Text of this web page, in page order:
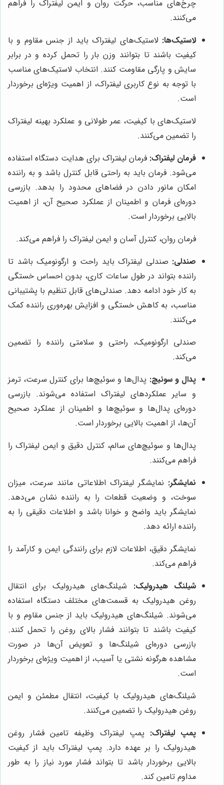
چرخ‌های مناسب، حرکت روان و ایمن لیفتراک را فراهم
می‌کنند.
لاستیک‌ها: لاستیک‌های لیفتراک باید از جنس مقاوم و با
کیفیت باشند تا بتوانند وزن بار را تحمل کرده و در برابر
سایش و پارگی مقاومت کنند. انتخاب لاستیک‌های مناسب
با توجه به نوع کاربری لیفتراک، از اهمیت ویژه‌ای برخوردار
است.
لاستیک‌های با کیفیت، عمر طولانی و عملکرد بهینه لیفتراک
را تضمین می‌کنند.
فرمان لیفتراک: فرمان لیفتراک برای هدایت دستگاه استفاده
می‌شود. فرمان باید به راحتی قابل کنترل باشد و به راننده
امکان مانور دادن در فضاهای محدود را بدهد. بازرسی
دوره‌ای فرمان و اطمینان از عملکرد صحیح آن، از اهمیت
بالایی برخوردار است.
فرمان روان، کنترل آسان و ایمن لیفتراک را فراهم می‌کند.
صندلی: صندلی لیفتراک باید راحت و ارگونومیک باشد تا
راننده بتواند در طول ساعات کاری، بدون احساس خستگی
به کار خود ادامه دهد. صندلی‌های قابل تنظیم با پشتیبانی
مناسب، به کاهش خستگی و افزایش بهره‌وری راننده کمک
می‌کنند.
صندلی ارگونومیک، راحتی و سلامتی راننده را تضمین
می‌کند.
پدال و سوئیچ: پدال‌ها و سوئیچ‌ها برای کنترل سرعت، ترمز
و سایر عملکردهای لیفتراک استفاده می‌شوند. بازرسی
دوره‌ای پدال‌ها و سوئیچ‌ها و اطمینان از عملکرد صحیح
آن‌ها، از اهمیت بالایی برخوردار است.
پدال‌ها و سوئیچ‌های سالم، کنترل دقیق و ایمن لیفتراک را
فراهم می‌کنند.
نمایشگر: نمایشگر لیفتراک اطلاعاتی مانند سرعت، میزان
سوخت، و وضعیت قطعات را به راننده نشان می‌دهد.
نمایشگر باید واضح و خوانا باشد و اطلاعات دقیقی را به
راننده ارائه دهد.
نمایشگر دقیق، اطلاعات لازم برای رانندگی ایمن و کارآمد را
فراهم می‌کند.
شیلنگ هیدرولیک: شیلنگ‌های هیدرولیک برای انتقال
روغن هیدرولیک به قسمت‌های مختلف دستگاه استفاده
می‌شوند. شیلنگ‌های هیدرولیک باید از جنس مقاوم و با
کیفیت باشند تا بتوانند فشار بالای روغن را تحمل کنند.
بازرسی دوره‌ای شیلنگ‌ها و تعویض آن‌ها در صورت
مشاهده هرگونه نشتی یا آسیب، از اهمیت ویژه‌ای برخوردار
است.
شیلنگ‌های هیدرولیک با کیفیت، انتقال مطمئن و ایمن
روغن هیدرولیک را تضمین می‌کنند.
پمپ لیفتراک: پمپ لیفتراک وظیفه تامین فشار روغن
هیدرولیک را بر عهده دارد. پمپ لیفتراک باید از کیفیت
بالایی برخوردار باشد تا بتواند فشار مورد نیاز را به طور
مداوم تامین کند.